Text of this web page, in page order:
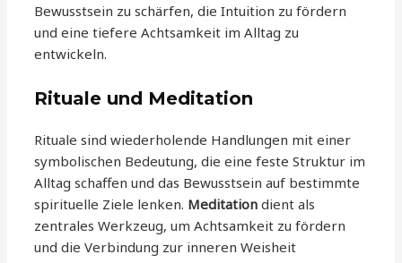
Bewusstsein zu schärfen, die Intuition zu fördern
und eine tiefere Achtsamkeit im Alltag zu
entwickeln.
Rituale und Meditation
Rituale sind wiederholende Handlungen mit einer
symbolischen Bedeutung, die eine feste Struktur im
Alltag schaffen und das Bewusstsein auf bestimmte
spirituelle Ziele lenken. Meditation dient als
zentrales Werkzeug, um Achtsamkeit zu fördern
und die Verbindung zur inneren Weisheit